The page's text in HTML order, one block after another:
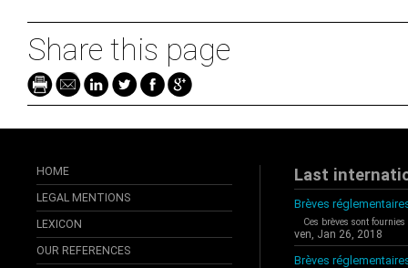
Share this page
HOME
LEGAL MENTIONS
LEXICON
OUR REFERENCES
Last
Brèves
Ces brèves sont
ven, Jan 26, 2018
Brèves